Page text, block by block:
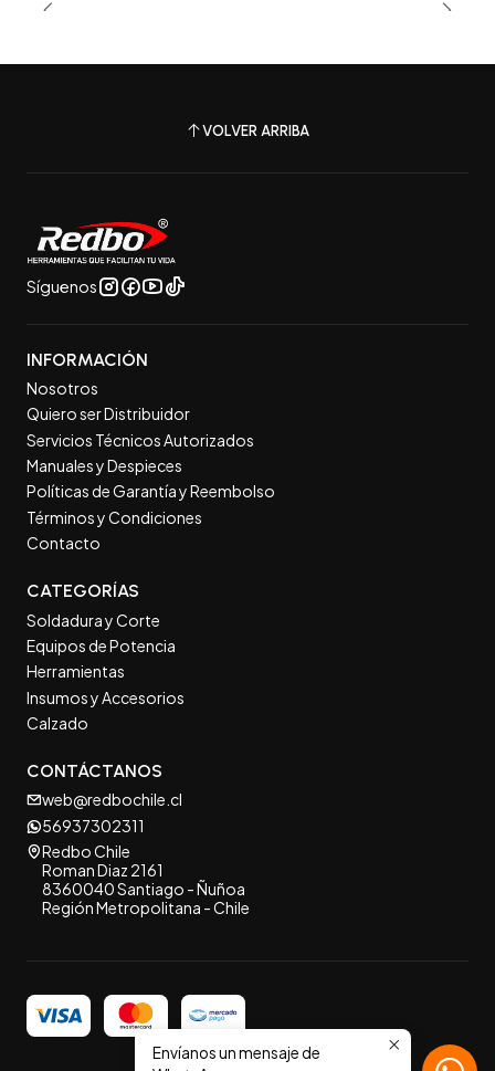
VOLVER ARRIBA
Síguenos
INFORMACIÓN
Nosotros
Quiero ser Distribuidor
Servicios Técnicos Autorizados
Manuales y Despieces
Políticas de Garantía y Reembolso
Términos y Condiciones
Contacto
CATEGORÍAS
Soldadura y Corte
Equipos de Potencia
Herramientas
Insumos y Accesorios
Calzado
CONTÁCTANOS
web@redbochile.cl
56937302311
Redbo Chile
Roman Diaz 2161
8360040 Santiago - Ñuñoa
Región Metropolitana - Chile
Envíanos un mensaje de